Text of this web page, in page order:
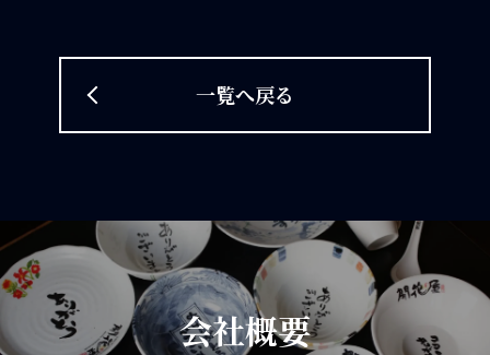
一覧へ戻る
会社概要